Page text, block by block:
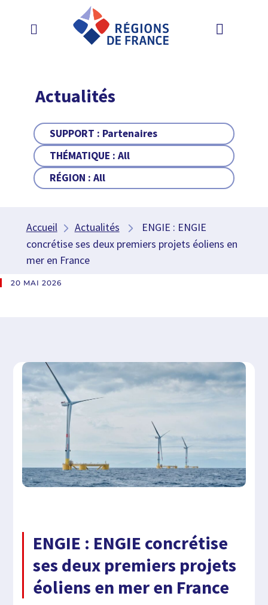
Actualités
SUPPORT : Partenaires
THÉMATIQUE :All
RÉGION :All
Accueil Actualités
ENGIE : ENGIE
concrétise ses deux premiers projets éoliens en
mer en France
20 MAI 2026
ENGIE : ENGIE concrétise
ses deux premiers projets
éoliens en mer en France